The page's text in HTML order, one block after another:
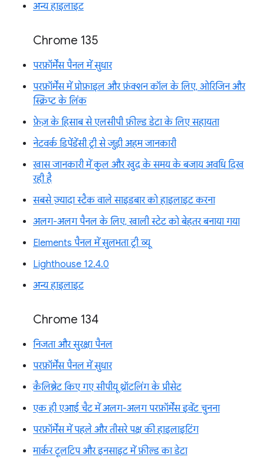
अन्य हाइलाइट
Chrome 135
परफ़ॉर्मेंस पैनल में सुधार
परफ़ॉर्मेंस में प्रोफ़ाइल और फ़ंक्शन कॉल के लिए, ओरिजिन और
स्क्रिप्ट के लिंक
फ़ेज़ के हिसाब से एलसीपी फ़ील्ड डेटा के लिए सहायता
नेटवर्क डिपेंडेंसी ट्री से जुड़ी अहम जानकारी
खास जानकारी में कुल और खुद के समय के बजाय अवधि दिख
रही है
सबसे ज़्यादा स्टैक वाले साइडबार को हाइलाइट करना
अलग-अलग पैनल के लिए, खाली स्टेट को बेहतर बनाया गया
Elements पैनल में सुलभता ट्री व्यू
Lighthouse 12.4.0
अन्य हाइलाइट
Chrome 134
निजता और सुरक्षा पैनल
परफ़ॉर्मेंस पैनल में सुधार
कैलिब्रेट किए गए सीपीयू थ्रॉटलिंग के प्रीसेट
एक ही एआई चैट में अलग-अलग परफ़ॉर्मेंस इवेंट चुनना
परफ़ॉर्मेंस में पहले और तीसरे पक्ष की हाइलाइटिंग
मार्कर टूलटिप और इनसाइट में फ़ील्ड का डेटा